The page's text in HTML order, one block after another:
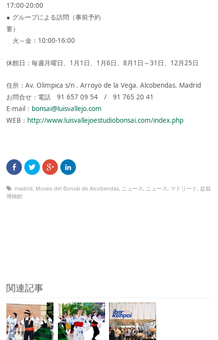
17:00-20:00
● グループによる訪問（事前予約
要）
火～金：10:00-16:00
休館日：毎週月曜日、1月1日、1月6日、8月1日～31日、12月25日
住所：Av. Olimpica s/n . Arroyo de la Vega. Alcobendas. Madrid
お問合せ：電話 91 657 09 54 / 91 765 20 41
E-mail： bonsai@luisvallejo.com
WEB： http://www.luisvallejoestudiobonsai.com/index.php
madrid, Museo del Bonsái de Alcobendas, ニュース, ニュース, マドリード,盆栽
博物館
関連記事